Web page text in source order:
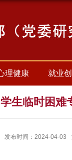
理健康 就业
生临时困难
发布时间：2024-04-03